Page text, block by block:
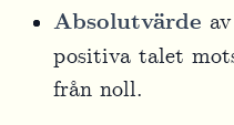
Absolutvärde
positiva talet
från noll.